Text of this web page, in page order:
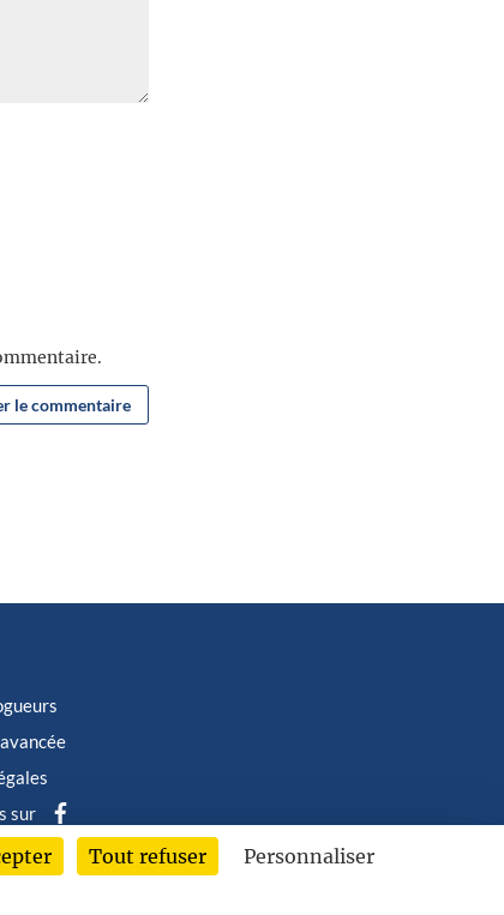
sur
Michel Imaginaire - Tous droits réservés
Tout refuser
Personnaliser